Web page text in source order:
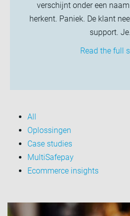
verschijnt onder een
herkent. Paniek. De klant
support.
Read the full
All
Oplossingen
Case studies
MultiSafepay
Ecommerce insights